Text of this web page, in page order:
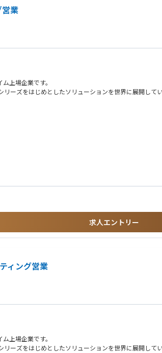
業
上場企業です。
ーズをはじめとしたソリューションを世界に展開して
あります
おける大変さを経験されている方求人エントリー
ィング営業
上場企業です。
ーズをはじめとしたソリューションを世界に展開して